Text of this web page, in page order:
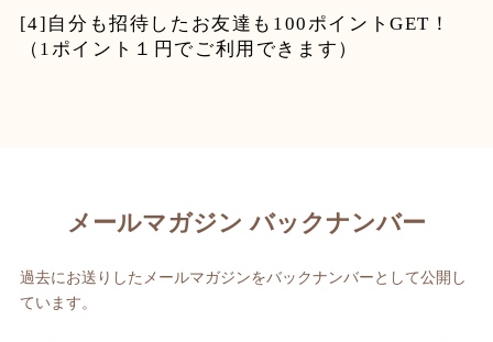
[4]自分も招待したお友達も100ポイントGET！
（1ポイント１円でご利用できます）
メールマガジン バックナンバー
過去にお送りしたメールマガジンをバックナンバーとして公開し
ています。